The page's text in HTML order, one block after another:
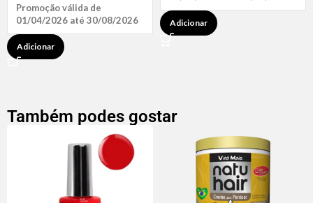
Promoção válida de
01/04/2026 até 30/08/2026
Adicionar
Adicionar
Também podes gostar